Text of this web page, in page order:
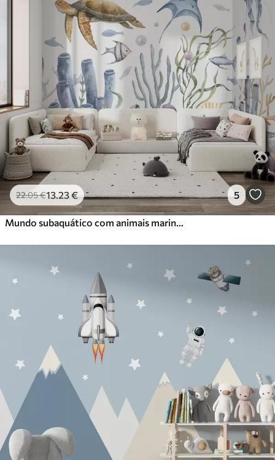
22.05€13.23€ 5
Mundo subaquático com animais marinhos